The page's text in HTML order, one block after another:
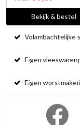
Bekijk & bestel
Volambachtelijke
Eigen
Eigen